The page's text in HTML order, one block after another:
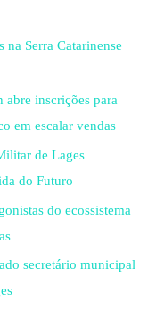
Serra Catarinense
abre inscrições para
em escalar vendas
de Lages
do Futuro
do ecossistema
secretário municipal